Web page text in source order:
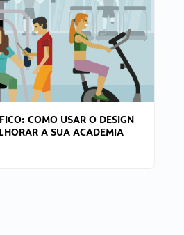
COMO USAR O DESIGN
A SUA ACADEMIA